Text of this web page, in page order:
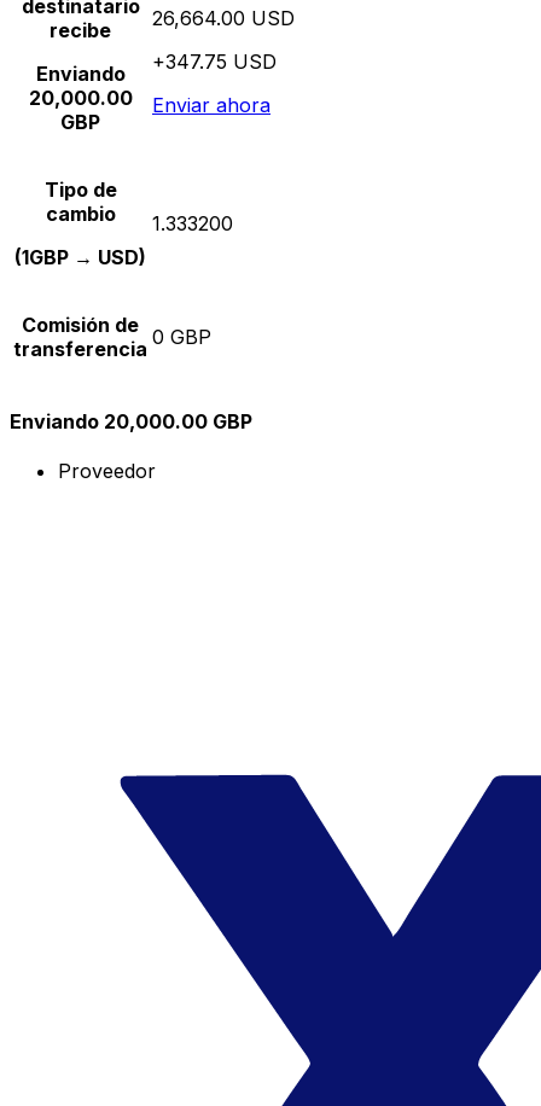
destinatario
recibe
Enviando
20,000.00
GBP
26,664.00 USD
+347.75 USD
Enviar ahora
Tipo de
cambio
(1GBP → USD)
1.333200
Comisión de
transferencia 0 GBP
Enviando 20,000.00 GBP
Proveedor